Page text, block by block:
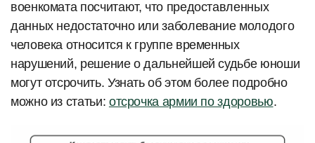
военкомата посчитают, что предоставленных
данных недостаточно или заболевание молодого
человека относится к группе временных
нарушений, решение о дальнейшей судьбе юноши
могут отсрочить. Узнать об этом более подробно
можно из статьи: отсрочка армии по здоровью.